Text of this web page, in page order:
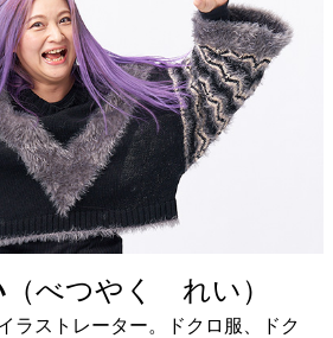
（べつやく れい）
ラストレーター。ドクロ服、ドク